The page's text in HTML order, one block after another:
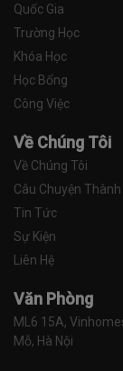
Quốc Gia
Trường Học
Khóa Học
Học Bổng
Công Việc
Về Chúng Tôi
Về Chúng Tôi
Câu Chuyện
Tin Tức
Sự Kiện
Liên Hệ
Văn Phòng
ML6 15A,
Mỗ, Hà Nội